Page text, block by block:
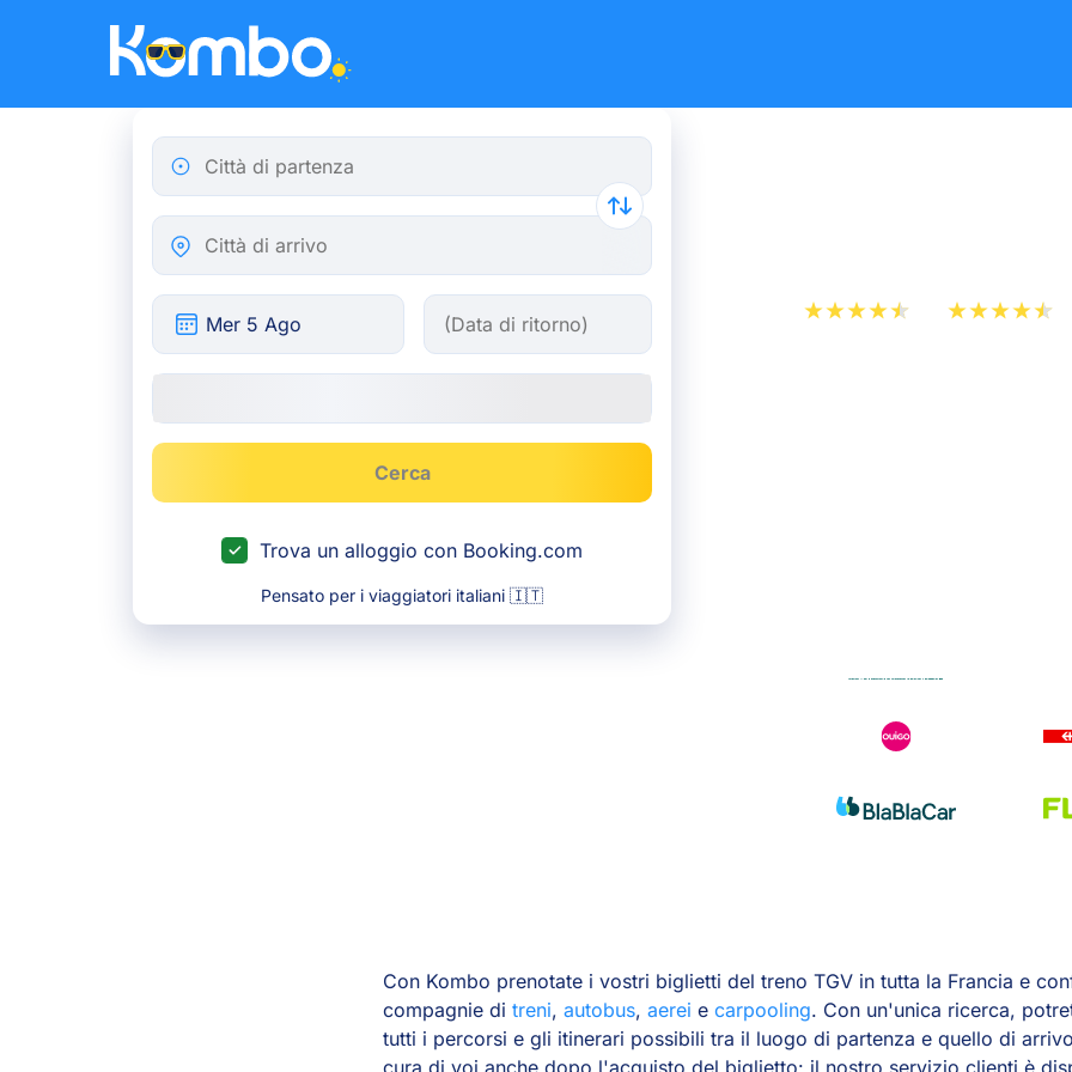
Città di partenza
Città di arrivo
Cerca
Trova un alloggio con Booking.com
Pensato per i viaggiatori italiani 🇮🇹
Con Kombo prenotate i vostri biglietti del treno TGV in tutta la Francia e
compagnie di treni, autobus, aerei e carpooling. Con un'unica ricerca,
tutti i percorsi e gli itinerari possibili tra il luogo di partenza e quello di
cura di voi anche dopo l'acquisto del biglietto: il nostro servizio clienti è